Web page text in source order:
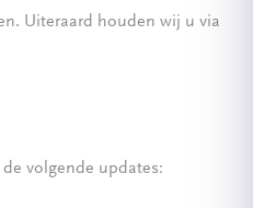
Uiteraard houden wij u via
volgende updates: